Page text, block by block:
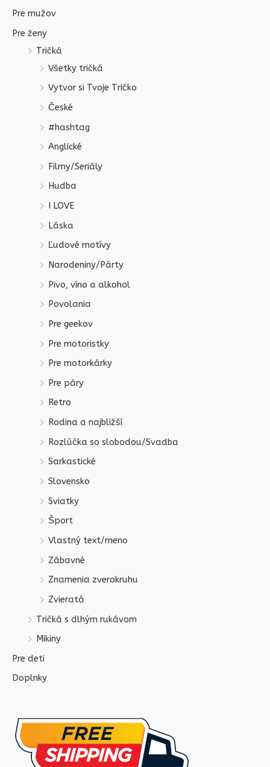
Pre mužov
Pre ženy
Tričká
Všetky tričká
Vytvor si Tvoje Tričko
České
#hashtag
Anglické
Filmy/Seriály
Hudba
I LOVE
Láska
Ľudové motívy
Narodeniny/Párty
Pivo, víno a alkohol
Povolania
Pre geekov
Pre motoristky
Pre motorkárky
Pre páry
Retro
Rodina a najbližší
Rozlúčka so slobodou/Svadba
Sarkastické
Slovensko
Sviatky
Šport
Vlastný text/meno
Zábavné
Znamenia zverokruhu
Zvieratá
Tričká s dlhým rukávom
Mikiny
Pre deti
Doplnky